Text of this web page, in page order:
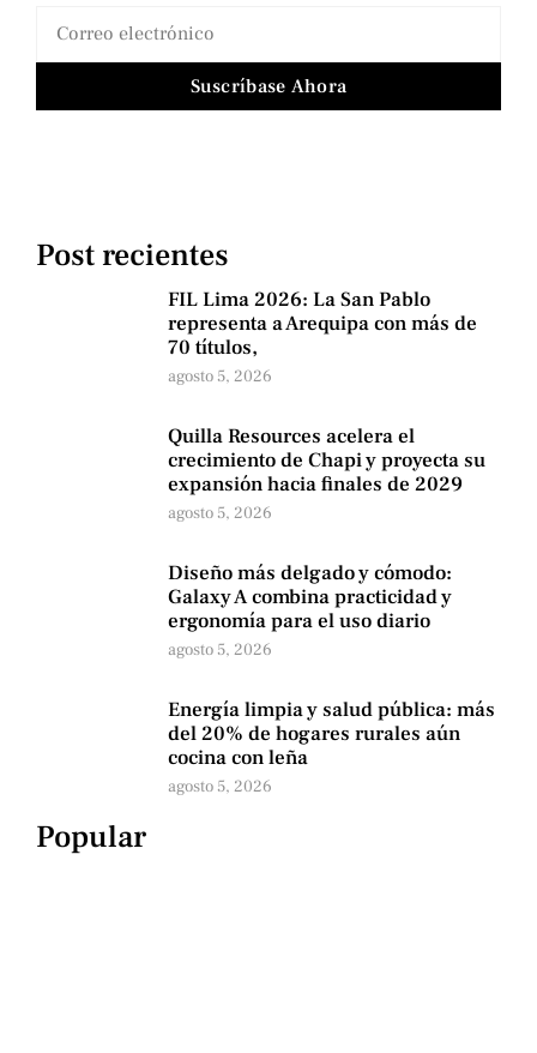
Suscríbase Ahora
Post recientes
FIL Lima 2026: La San Pablo
representa a Arequipa con más de
70 títulos,
agosto 5, 2026
Quilla Resources acelera el
crecimiento de Chapi y proyecta su
expansión hacia finales de 2029
agosto 5, 2026
Diseño más delgado y cómodo:
Galaxy A combina practicidad y
ergonomía para el uso diario
agosto 5, 2026
Energía limpia y salud pública: más
del 20% de hogares rurales aún
cocina con leña
agosto 5, 2026
Popular